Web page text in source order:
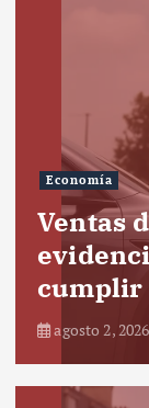
Economía
Ventas
cumplir
agosto 2, 2026